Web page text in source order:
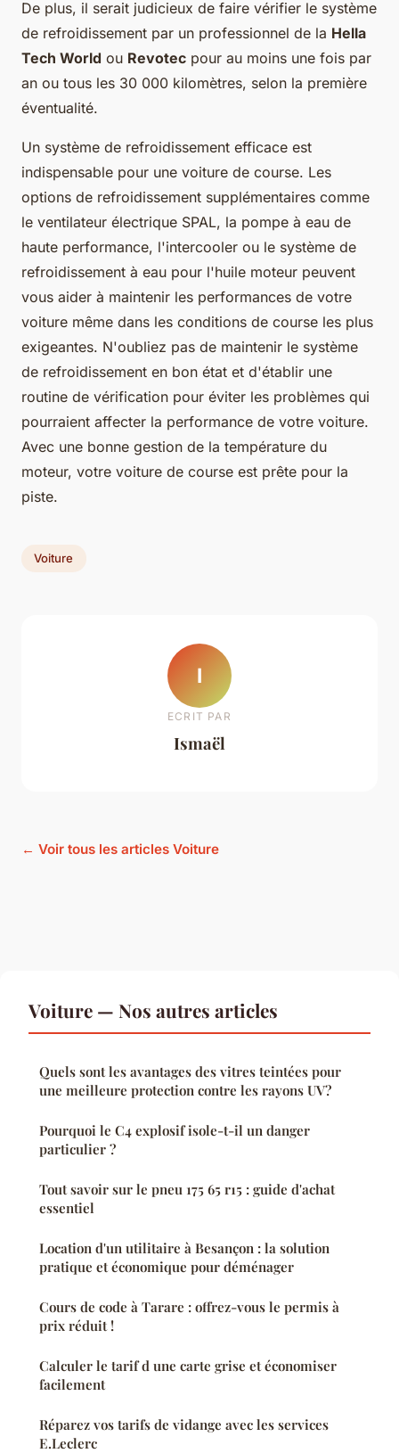
De plus, il serait judicieux de faire vérifier le système
de refroidissement par un professionnel de la Hella
Tech World ou Revotec pour au moins une fois par
an ou tous les 30 000 kilomètres, selon la première
éventualité.
Un système de refroidissement efficace est
indispensable pour une voiture de course. Les
options de refroidissement supplémentaires comme
le ventilateur électrique SPAL, la pompe à eau de
haute performance, l'intercooler ou le système de
refroidissement à eau pour l'huile moteur peuvent
vous aider à maintenir les performances de votre
voiture même dans les conditions de course les plus
exigeantes. N'oubliez pas de maintenir le système
de refroidissement en bon état et d'établir une
routine de vérification pour éviter les problèmes qui
pourraient affecter la performance de votre voiture.
Avec une bonne gestion de la température du
moteur, votre voiture de course est prête pour la
piste.
Voiture
I
ECRIT PAR
Ismaël
← Voir tous les articles Voiture
Voiture — Nos autres articles
Quels sont les avantages des vitres teintées pour
une meilleure protection contre les rayons UV?
Pourquoi le C4 explosif isole-t-il un danger
particulier ?
Tout savoir sur le pneu 175 65 r15 : guide d'achat
essentiel
Location d'un utilitaire à Besançon : la solution
pratique et économique pour déménager
Cours de code à Tarare : offrez-vous le permis à
prix réduit !
Calculer le tarif d une carte grise et économiser
facilement
Réparez vos tarifs de vidange avec les services
E.Leclerc